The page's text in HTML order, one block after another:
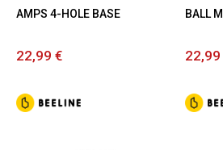
AMPS 4-HOLE BASE
22,99 €
BALL
22,99